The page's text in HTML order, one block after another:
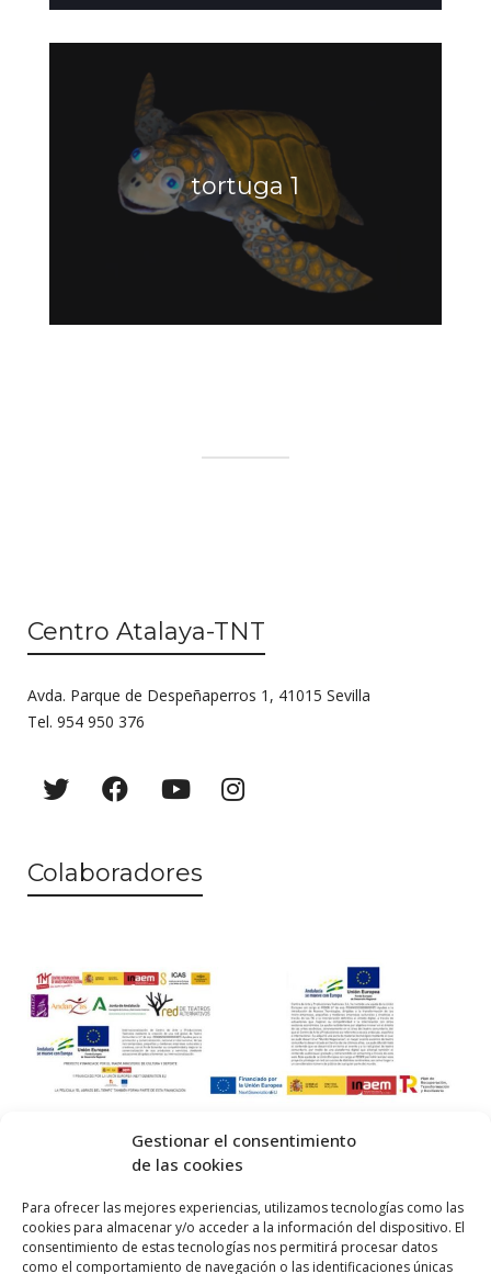
Gestionar el consentimiento
de las cookies
Para ofrecer las mejores experiencias, utilizamos tecnologías como las
cookies para almacenar y/o acceder a la información del dispositivo. El
consentimiento de estas tecnologías nos permitirá procesar datos
como el comportamiento de navegación o las identificaciones únicas
tortuga 1
Centro Atalaya-TNT
Avda. Parque de Despeñaperros 1, 41015 Sevilla
Tel. 954 950 376
Colaboradores
by QM.